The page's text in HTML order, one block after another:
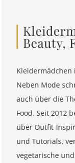
Beauty,
Kleidermädchen
Neben Mode
auch über die
Food. Seit 2012
über Outfit-
und Tutorials,
vegetarische